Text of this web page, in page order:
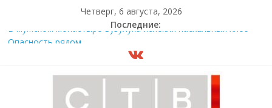
Четверг, 6 августа, 2026
Последние:
В мужском монастыре Бузулука испекли пасхальный хлеб
«Оренбургнефть» – энергия талантов
Более 330 дорожных объектов планируется завершить до
В Бузулуке состоялись краеведческие чтения имени Алексея